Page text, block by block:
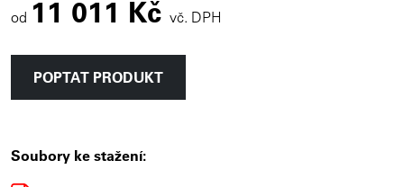
od 11 011 Kč vč. DPH
POPTAT PRODUKT
Soubory ke stažení: